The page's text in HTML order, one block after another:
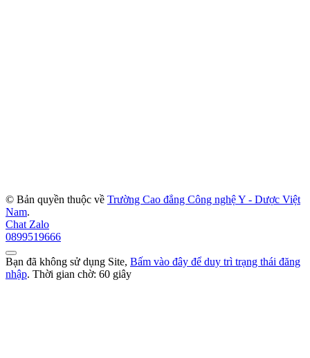
© Bản quyền thuộc về Trường Cao đẳng Công nghệ Y - Dược Việt
Nam.
Chat Zalo
0899519666
Bạn đã không sử dụng Site, Bấm vào đây để duy trì trạng thái đăng
nhập. Thời gian chờ: 60 giây